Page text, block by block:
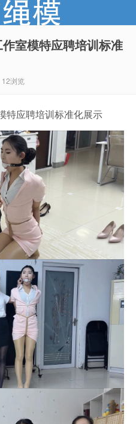
- 绳艺工作室 - 绳艺
网站！
作室模特应聘培训标准
12浏览
特应聘培训标准化展示